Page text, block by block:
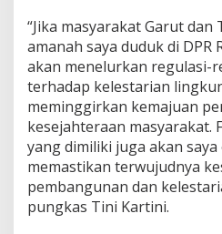
“Jika masyarakat Garut dan
amanah saya duduk di DPR
akan menelurkan regulasi-
terhadap kelestarian
meminggirkan kemajuan
kesejahteraan masyarakat.
yang dimiliki juga akan
memastikan terwujudnya
pembangunan dan
pungkas Tini Kartini.